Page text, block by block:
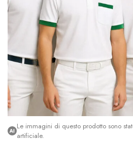
Le immagini di questo prodotto sono
artificiale.